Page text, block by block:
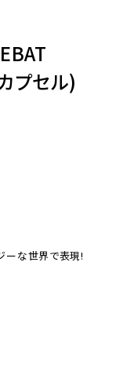
プセル)
ーな世界で表現!